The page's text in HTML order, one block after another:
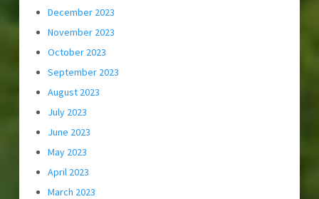
December 2023
November 2023
October 2023
September 2023
August 2023
July 2023
June 2023
May 2023
April 2023
March 2023